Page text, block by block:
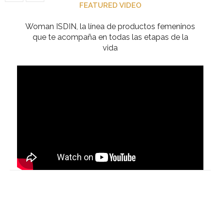
FEATURED VIDEO
Woman ISDIN, la línea de productos femeninos
que te acompaña en todas las etapas de la
vida